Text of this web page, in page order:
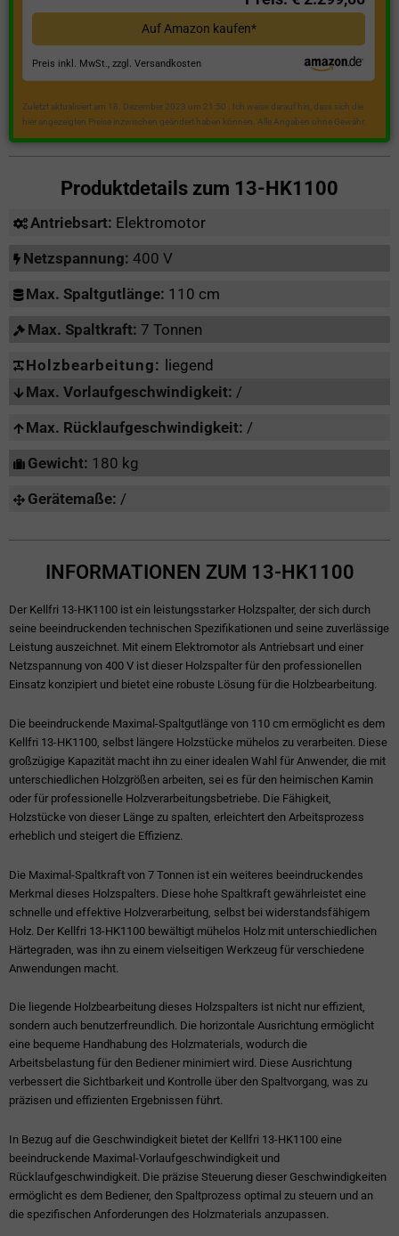
Auf Amazon kaufen*
Preis inkl. MwSt., zzgl. Versandkosten
Zuletzt aktualisiert am 18. Dezember 2023 um 21:50 . Ich weise darauf hin, dass sich die
hier angezeigten Preise inzwischen geändert haben können. Alle Angaben ohne Gewähr.
Produktdetails zum 13-HK1100
Antriebsart: Elektromotor
Netzspannung: 400 V
Max. Spaltgutlänge: 110 cm
Max. Spaltkraft: 7 Tonnen
Holzbearbeitung: liegend
Max. Vorlaufgeschwindigkeit: /
Max. Rücklaufgeschwindigkeit: /
Gewicht: 180 kg
Gerätemaße: /
INFORMATIONEN ZUM 13-HK1100
Der Kellfri 13-HK1100 ist ein leistungsstarker Holzspalter, der sich durch
seine beeindruckenden technischen Spezifikationen und seine zuverlässige
Leistung auszeichnet. Mit einem Elektromotor als Antriebsart und einer
Netzspannung von 400 V ist dieser Holzspalter für den professionellen
Einsatz konzipiert und bietet eine robuste Lösung für die Holzbearbeitung.
Die beeindruckende Maximal-Spaltgutlänge von 110 cm ermöglicht es dem
Kellfri 13-HK1100, selbst längere Holzstücke mühelos zu verarbeiten. Diese
großzügige Kapazität macht ihn zu einer idealen Wahl für Anwender, die mit
unterschiedlichen Holzgrößen arbeiten, sei es für den heimischen Kamin
oder für professionelle Holzverarbeitungsbetriebe. Die Fähigkeit,
Holzstücke von dieser Länge zu spalten, erleichtert den Arbeitsprozess
erheblich und steigert die Effizienz.
Die Maximal-Spaltkraft von 7 Tonnen ist ein weiteres beeindruckendes
Merkmal dieses Holzspalters. Diese hohe Spaltkraft gewährleistet eine
schnelle und effektive Holzverarbeitung, selbst bei widerstandsfähigem
Holz. Der Kellfri 13-HK1100 bewältigt mühelos Holz mit unterschiedlichen
Härtegraden, was ihn zu einem vielseitigen Werkzeug für verschiedene
Anwendungen macht.
Die liegende Holzbearbeitung dieses Holzspalters ist nicht nur effizient,
sondern auch benutzerfreundlich. Die horizontale Ausrichtung ermöglicht
eine bequeme Handhabung des Holzmaterials, wodurch die
Arbeitsbelastung für den Bediener minimiert wird. Diese Ausrichtung
verbessert die Sichtbarkeit und Kontrolle über den Spaltvorgang, was zu
präzisen und effizienten Ergebnissen führt.
In Bezug auf die Geschwindigkeit bietet der Kellfri 13-HK1100 eine
beeindruckende Maximal-Vorlaufgeschwindigkeit und
Rücklaufgeschwindigkeit. Die präzise Steuerung dieser Geschwindigkeiten
ermöglicht es dem Bediener, den Spaltprozess optimal zu steuern und an
die spezifischen Anforderungen des Holzmaterials anzupassen.